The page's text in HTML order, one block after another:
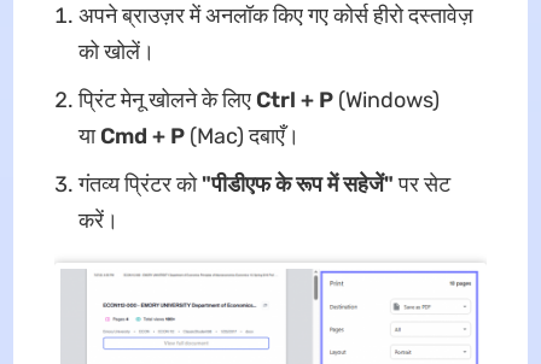
अपने ब्राउज़र में अनलॉक किए गए कोर्स हीरो दस्तावेज़
को खोलें।
प्रिंट मेनू खोलने के लिए Ctrl + P(Windows)
याCmd + P(Mac) दबाएँ।
गंतव्य प्रिंटर को"पीडीएफ के रूप में सहेजें"पर सेट
करें।